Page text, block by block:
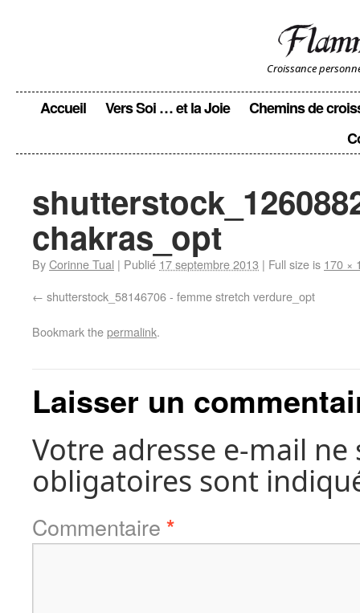
Croissance
Accueil Vers Soi … et la Joie
Chemins de
chakras_opt
ByCorinne Tual | Publié 17 septembre 2013 | Full size is 170 ×
shutterstock_58146706 - femme stretch verdure_opt
Bookmark thepermalink.
Laisser un
Votre adresse e-mail
obligatoires sont
Commentaire *